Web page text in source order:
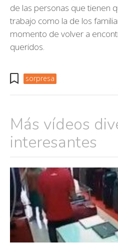
de las personas que tienen
trabajo como la de los
momento de volver a
queridos.
sorpresa
Más vídeos
interesantes